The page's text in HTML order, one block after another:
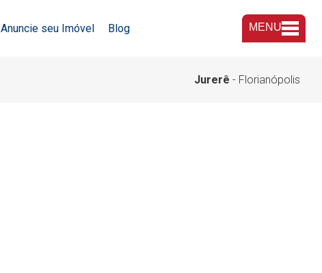
Anuncie seu Imóvel Blog MENU
Jurerê - Florianópolis